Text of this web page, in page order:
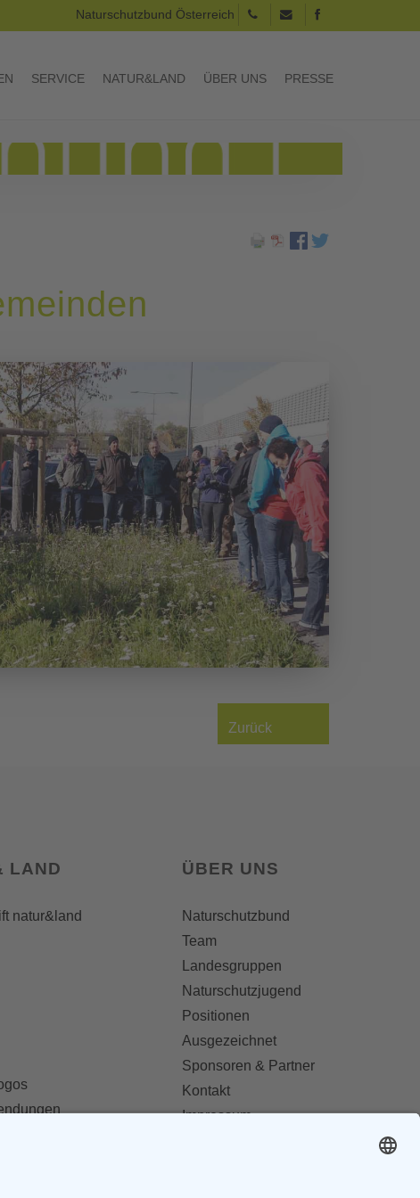
Naturschutzbund Österreich
SERVICE NATUR&LAND ÜBER UNS PRESSE
Zurück
LAND
natur&land
ÜBER UNS
Naturschutzbund
Team
Landesgruppen
Naturschutzjugend
Positionen
Ausgezeichnet
Sponsoren & Partner
Kontakt
Impressum